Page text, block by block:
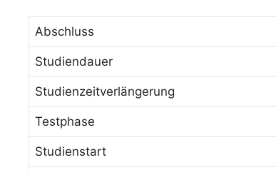
Abschluss
Studiendauer
Studienzeitverlängerung
Testphase
Studienstart